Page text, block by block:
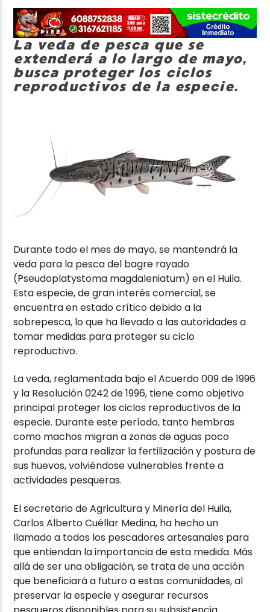
Neiva Estereo
La veda de pesca que se
extenderá a lo largo de mayo,
busca proteger los ciclos
reproductivos de la especie.
Durante todo el mes de mayo, se mantendrá la
veda para la pesca del bagre rayado
(Pseudoplatystoma magdaleniatum) en el Huila.
Esta especie, de gran interés comercial, se
encuentra en estado crítico debido a la
sobrepesca, lo que ha llevado a las autoridades a
tomar medidas para proteger su ciclo
reproductivo.
La veda, reglamentada bajo el Acuerdo 009 de 1996
y la Resolución 0242 de 1996, tiene como objetivo
principal proteger los ciclos reproductivos de la
especie. Durante este período, tanto hembras
como machos migran a zonas de aguas poco
profundas para realizar la fertilización y postura de
sus huevos, volviéndose vulnerables frente a
actividades pesqueras.
El secretario de Agricultura y Minería del Huila,
Carlos Alberto Cuéllar Medina, ha hecho un
llamado a todos los pescadores artesanales para
que entiendan la importancia de esta medida. Más
allá de ser una obligación, se trata de una acción
que beneficiará a futuro a estas comunidades, al
preservar la especie y asegurar recursos